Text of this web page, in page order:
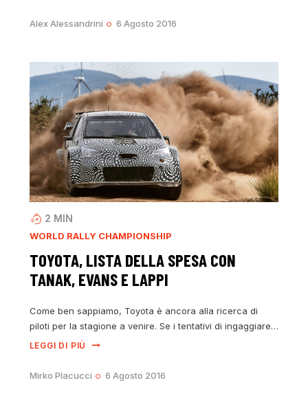
Alex Alessandrini 6 Agosto 2016
2 MIN
WORLD RALLY CHAMPIONSHIP
TOYOTA, LISTA DELLA SPESA CON
TANAK, EVANS E LAPPI
Come ben sappiamo, Toyota è ancora alla ricerca di
piloti per la stagione a venire. Se i tentativi di ingaggiare…
LEGGI DI PIÙ
Mirko Placucci 6 Agosto 2016